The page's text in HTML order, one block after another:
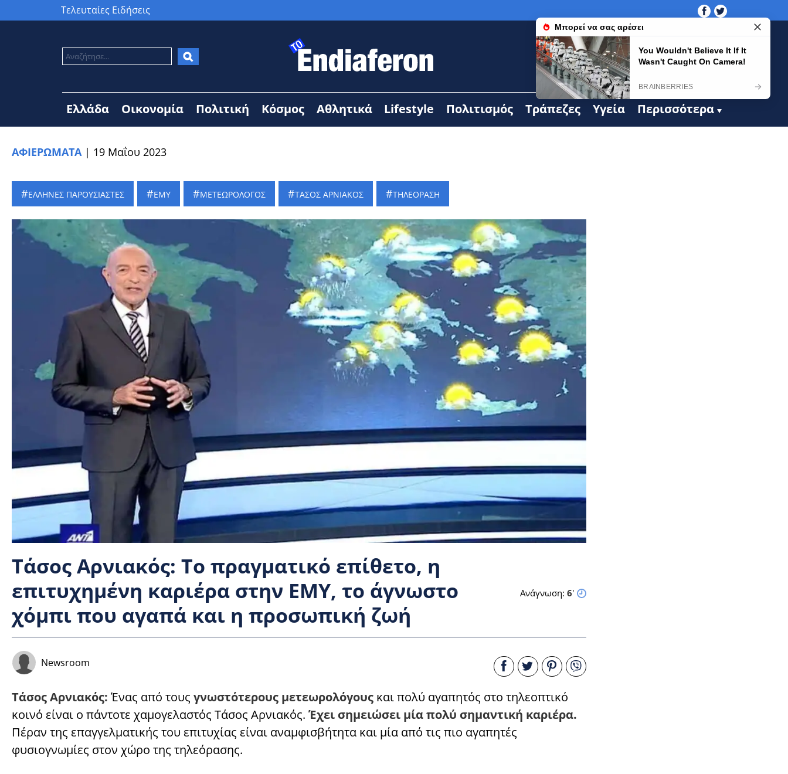
Τελευταίες Ειδήσεις
Ελλάδα Οικονομία Πολιτική Κόσμος Αθλητικά Lifestyle Πολιτισμός Τράπεζες Υγεία Περισσότερα
ΑΦΙΕΡΩΜΑΤΑ| 19 Μαΐου 2023
ΕΛΛΗΝΕΣ ΠΑΡΟΥΣΙΑΣΤΕΣ ΕΜΥ ΜΕΤΕΩΡΟΛΟΓΟΣ ΤΑΣΟΣ ΑΡΝΙΑΚΟΣ ΤΗΛΕΟΡΑΣΗ
Τάσος Αρνιακός: Το πραγματικό επίθετο, η
επιτυχημένη καριέρα στην ΕΜΥ, το άγνωστο
χόμπι που αγαπά και η προσωπική ζωή
Ανάγνωση: 6'
Newsroom
Τάσος Αρνιακός: Ένας από τους γνωστότερους μετεωρολόγους και πολύ αγαπητός στο τηλεοπτικό
κοινό είναι ο πάντοτε χαμογελαστός Τάσος Αρνιακός. Έχει σημειώσει μία πολύ σημαντική καριέρα.
Πέραν της επαγγελματικής του επιτυχίας είναι αναμφισβήτητα και μία από τις πιο αγαπητές
φυσιογνωμίες στον χώρο της τηλεόρασης.